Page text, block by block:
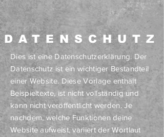
DATENSCHUTZ
Dies ist eine Datenschutzerklärung. Der
Datenschutz ist ein wichtiger Bestandteil
einer Website. Diese Vorlage enthält
Beispieltexte, ist nicht vollständig und
kann nicht veröffentlicht werden. Je
nachdem, welche Funktionen deine
Website aufweist, variiert der Wortlaut